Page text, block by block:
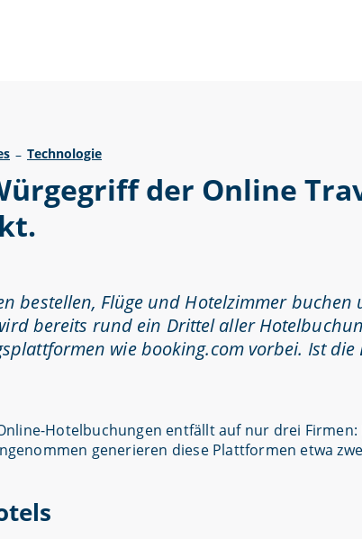
– Technologie
der Online
bestellen, Flüge und Hotelzimmer
bereits rund ein Drittel aller
wie booking.com vorbei. Ist
Hotelbuchungen entfällt auf nur drei
generieren diese Plattformen etwa